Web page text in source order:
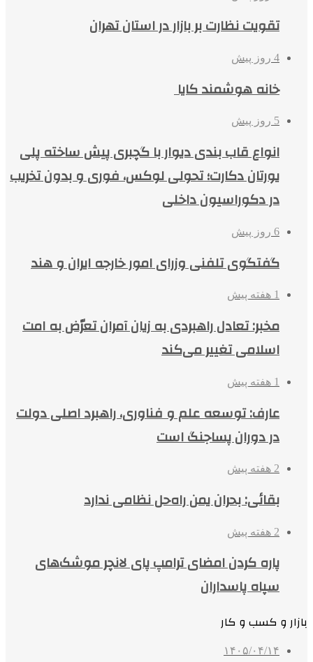
تقویت نظارت بر بازار در استان تهران
4 روز پیش
خانه هوشمند کایا
5 روز پیش
انواع قاب بندی دیوار با گچبری پیش ساخته پلی
یورتان دکارت؛ تحولی لوکس، فوری و بدون تخریب
در دکوراسیون داخلی
6 روز پیش
گفتگوی تلفنی وزرای امور خارجه ایران و هند
1 هفته پیش
مخبر: تعادل راهبردی به زیان آمران تعرّض به امت
اسلامی تغییر می‌کند
1 هفته پیش
عارف: توسعه علم و فناوری، راهبرد اصلی دولت
در دوران پساجنگ است
2 هفته پیش
بقائی: بحران یمن راه‌حل نظامی ندارد
2 هفته پیش
پاره کردن امضای ترامپ پای لانچر موشک‌های
سپاه پاسداران
بازار و کسب و کار
۱۴۰۵/۰۴/۱۴